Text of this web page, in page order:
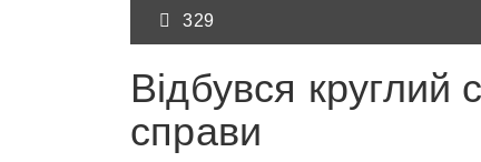
329
Відбувся круглий
справи